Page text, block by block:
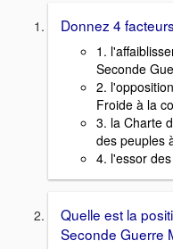
Donnez 4
1.
Seconde
2.
Froide à la
3. la Charte
des peuples
4. l'essor
Quelle est la
Seconde Guerre